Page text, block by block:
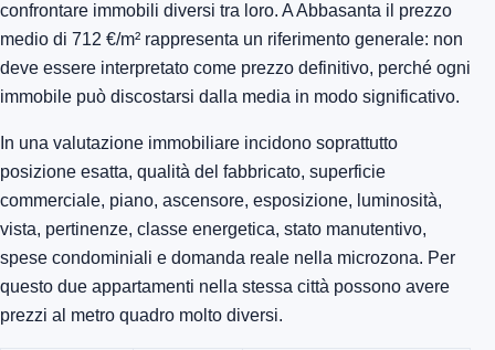
confrontare immobili diversi tra loro. A Abbasanta il prezzo
medio di 712 €/m² rappresenta un riferimento generale: non
deve essere interpretato come prezzo definitivo, perché ogni
immobile può discostarsi dalla media in modo significativo.
In una valutazione immobiliare incidono soprattutto
posizione esatta, qualità del fabbricato, superficie
commerciale, piano, ascensore, esposizione, luminosità,
vista, pertinenze, classe energetica, stato manutentivo,
spese condominiali e domanda reale nella microzona. Per
questo due appartamenti nella stessa città possono avere
prezzi al metro quadro molto diversi.